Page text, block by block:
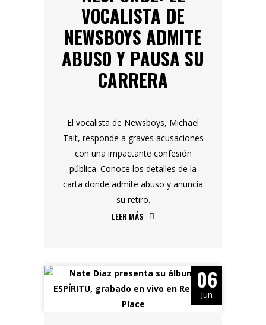
VOCALISTA DE
NEWSBOYS ADMITE
ABUSO Y PAUSA SU
CARRERA
El vocalista de Newsboys, Michael
Tait, responde a graves acusaciones
con una impactante confesión
pública. Conoce los detalles de la
carta donde admite abuso y anuncia
su retiro.
LEER MÁS
06
Jun